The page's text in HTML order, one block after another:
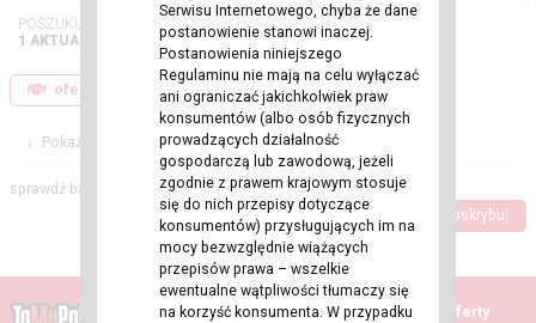
Serwisu Internetowego, chyba że dane
postanowienie stanowi inaczej.
Postanowienia niniejszego
Regulaminu nie mają na celu wyłączać
ani ograniczać jakichkolwiek praw
konsumentów (albo osób fizycznych
prowadzących działalność
gospodarczą lub zawodową, jeżeli
zgodnie z prawem krajowym stosuje
się do nich przepisy dotyczące
konsumentów) przysługujących im na
mocy bezwzględnie wiążących
przepisów prawa – wszelkie
ewentualne wątpliwości tłumaczy się
na korzyść konsumenta. W przypadku
POSZUKUJĄCYCH PRACY:
1 AKTUALNYCH
oferty pracy (0) szukam pracy (1)
↓ Pokaż Filtry
sprawdź bazę ogłoszeń
Dodaj ogłoszenie
Subskrybuj
Strona główna
Oferty